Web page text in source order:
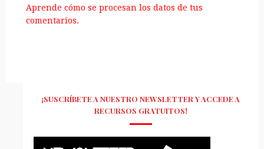
Aprende cómo se procesan los datos de tus
comentarios.
¡SUSCRÍBETE A NUESTRO NEWSLETTER Y ACCEDE A
RECURSOS GRATUITOS!